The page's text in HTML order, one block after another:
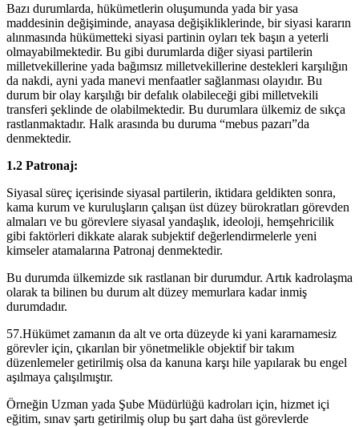
Bazı durumlarda, hükümetlerin oluşumunda yada bir yasa
maddesinin değişiminde, anayasa değişikliklerinde, bir siyasi kararın
alınmasında hükümetteki siyasi partinin oyları tek başın a yeterli
olmayabilmektedir. Bu gibi durumlarda diğer siyasi partilerin
milletvekillerine yada bağımsız milletvekillerine destekleri karşılığın
da nakdi, ayni yada manevi menfaatler sağlanması olayıdır. Bu
durum bir olay karşılığı bir defalık olabileceği gibi milletvekili
transferi şeklinde de olabilmektedir. Bu durumlara ülkemiz de sıkça
rastlanmaktadır. Halk arasında bu duruma “mebus pazarı”da
denmektedir.
1.2 Patronaj:
Siyasal süreç içerisinde siyasal partilerin, iktidara geldikten sonra,
kama kurum ve kuruluşların çalışan üst düzey bürokratları görevden
almaları ve bu görevlere siyasal yandaşlık, ideoloji, hemşehricilik
gibi faktörleri dikkate alarak subjektif değerlendirmelerle yeni
kimseler atamalarına Patronaj denmektedir.
Bu durumda ülkemizde sık rastlanan bir durumdur. Artık kadrolaşma
olarak ta bilinen bu durum alt düzey memurlara kadar inmiş
durumdadır.
57.Hükümet zamanın da alt ve orta düzeyde ki yani kararnamesiz
görevler için, çıkarılan bir yönetmelikle objektif bir takım
düzenlemeler getirilmiş olsa da kanuna karşı hile yapılarak bu engel
aşılmaya çalışılmıştır.
Örneğin Uzman yada Şube Müdürlüğü kadroları için, hizmet içi
eğitim, sınav şartı getirilmiş olup bu şart daha üst görevlerde